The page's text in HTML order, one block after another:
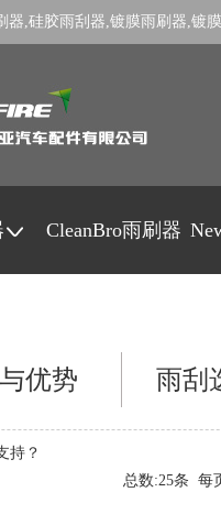
器,硅胶雨刮器,镀膜雨刷器,镀
CleanBro雨刷器
优势 雨刮
持？
总数:25条 每